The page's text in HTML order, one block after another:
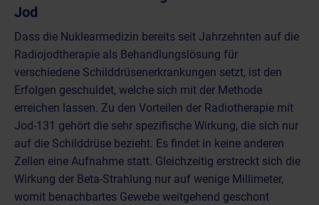
Jod
Dass die Nuklearmedizin bereits seit Jahrzehnten auf die
Radiojodtherapie als Behandlungslösung für
verschiedene Schilddrüsenerkrankungen setzt, ist den
Erfolgen geschuldet, welche sich mit der Methode
erreichen lassen. Zu den Vorteilen der Radiotherapie mit
Jod-131 gehört die sehr spezifische Wirkung, die sich nur
auf die Schilddrüse bezieht. Es findet in keine anderen
Zellen eine Aufnahme statt. Gleichzeitig erstreckt sich die
Wirkung der Beta-Strahlung nur auf wenige Millimeter,
womit benachbartes Gewebe weitgehend geschont